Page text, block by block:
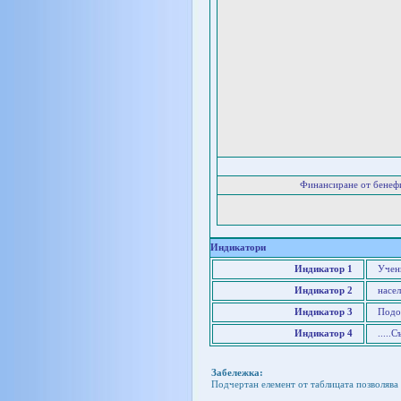
Финансиране от
Индикатори
Индикатор 1
Индикатор 2
Индикатор 3
Индикатор 4
Забележка:
Подчертан елемент от таблицата